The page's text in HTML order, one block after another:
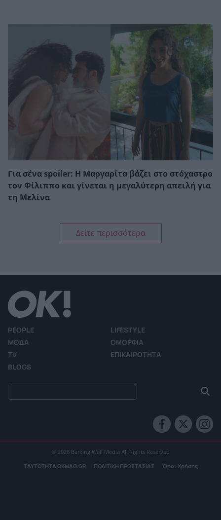
Για σένα spoiler: Η Μαργαρίτα βάζει στο στόχαστρο
τον Φίλιππο και γίνεται η μεγαλύτερη απειλή για
τη Μελίνα
Δείτε περισσότερα
PEOPLE
LIFESTYLE
ΜΟΔΑ
ΟΜΟΡΦΙΑ
TV
ΕΠΙΚΑΙΡΟΤΗΤΑ
BLOGS
© 2026 Barking Well Media All Rights Reserved
ΤΑΥΤΟΤΗΤΑ OKMAG.GR ΠΟΛΙΤΙΚΗ ΠΡΟΣΤΑΣΙΑΣ Όροι Χρήσης